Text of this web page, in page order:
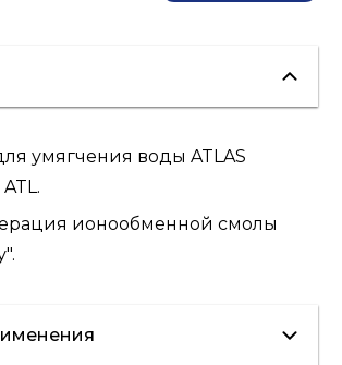
умягчения воды ATLAS
ионообменной смолы